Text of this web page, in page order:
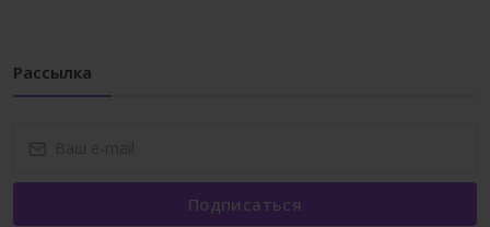
Рассылка
Подписаться